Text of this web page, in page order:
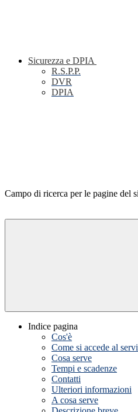
Sicurezza e DPIA
R.S.P.P.
DVR
DPIA
Campo di ricerca per le pagine del
Indice pagina
Cos'è
Come si accede al
Cosa serve
Tempi e scadenze
Contatti
Ulteriori informazioni
A cosa serve